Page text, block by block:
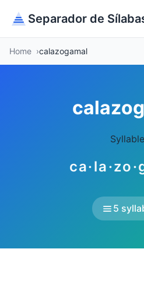
Separador de
Home calazogamal
5